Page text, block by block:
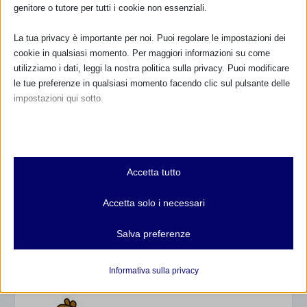
COLLABORAZIONI IN ITALIA
genitore o tutore per tutti i cookie non essenziali.
La tua privacy è importante per noi. Puoi regolare le impostazioni dei
cookie in qualsiasi momento. Per maggiori informazioni su come
utilizziamo i dati, leggi la nostra politica sulla privacy. Puoi modificare
le tue preferenze in qualsiasi momento facendo clic sul pulsante delle
impostazioni qui sotto.
Essenziali
I cookie e i servizi essenziali abilitano le funzioni di base e sono
e servizi non richiedono il consenso dell'utente secondo il GDPR.
Analitici
interagiscono con il nostro sito web.
Accetta tutto
Accetta solo i necessari
Salva preferenze
Informativa sulla privacy